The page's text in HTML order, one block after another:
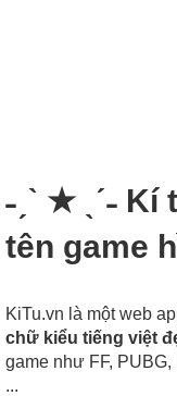
˗ˏˋ ★ ˎˊ˗
tên game
KiTu.vn là một web
chữ kiểu tiếng việt
game như FF,
...